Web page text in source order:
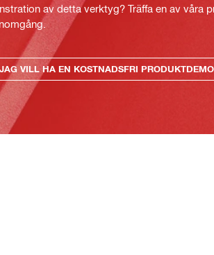
av detta verktyg? Träffa en av våra
JAG VILL HA EN KOSTNADSFRI PRODUKTDEMO